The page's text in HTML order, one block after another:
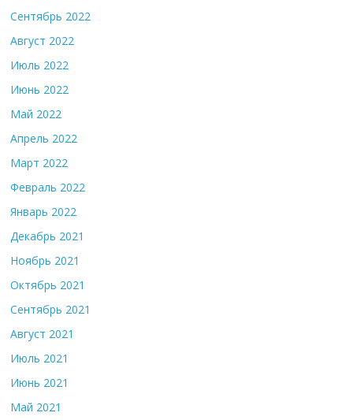
Сентябрь 2022
Август 2022
Июль 2022
Июнь 2022
Май 2022
Апрель 2022
Март 2022
Февраль 2022
Январь 2022
Декабрь 2021
Ноябрь 2021
Октябрь 2021
Сентябрь 2021
Август 2021
Июль 2021
Июнь 2021
Май 2021